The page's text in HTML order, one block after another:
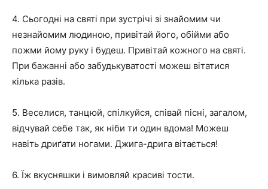
4. Сьогодні на святі при зустрічі зі знайомим чи
незнайомим людиною, привітай його, обійми або
пожми йому руку і будеш. Привітай кожного на святі.
При бажанні або забудькуватості можеш вітатися
кілька разів.
5. Веселися, танцюй, спілкуйся, співай пісні, загалом,
відчувай себе так, як ніби ти один вдома! Можеш
навіть дриґати ногами. Джига-дрига вітається!
6. Їж вкусняшки і вимовляй красиві тости.